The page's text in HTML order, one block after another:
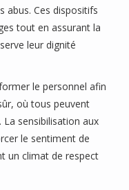
abus. Ces dispositifs
tout en assurant la
leur dignité
le personnel afin
où tous peuvent
La sensibilisation aux
le sentiment de
un climat de respect